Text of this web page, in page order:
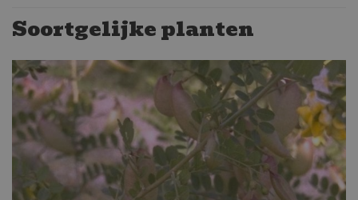
Soortgelijke planten